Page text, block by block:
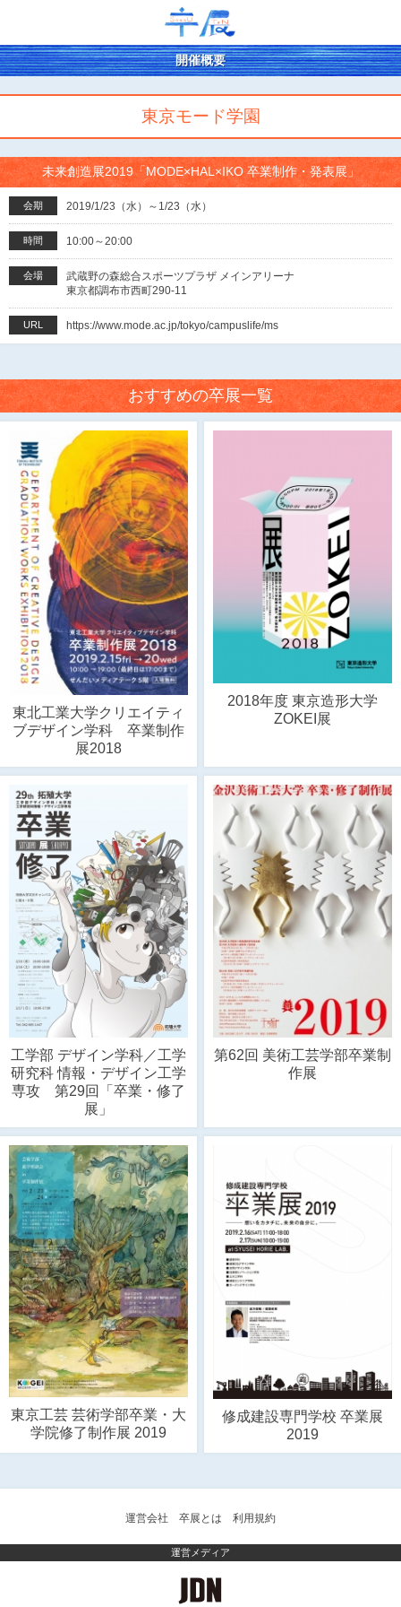
開催概要
東京モード学園
未来創造展2019「MODE×HAL×IKO 卒業制作・発表展」
会期 2019/1/23（水）～1/23（水）
時間 10:00～20:00
会場
武蔵野の森総合スポーツプラザ メインアリーナ
東京都調布市西町290-11
URL https://www.mode.ac.jp/tokyo/campuslife/ms
おすすめの卒展一覧
東北工業大学クリエイティ
ブデザイン学科 卒業制作
展2018
2018年度 東京造形大学
ZOKEI展
工学部 デザイン学科／工学
研究科 情報・デザイン工学
専攻 第29回「卒業・修了
展」
第62回 美術工芸学部卒業制
作展
東京工芸 芸術学部卒業・大
学院修了制作展 2019
修成建設専門学校 卒業展
2019
運営会社 卒展とは 利用規約
運営メディア